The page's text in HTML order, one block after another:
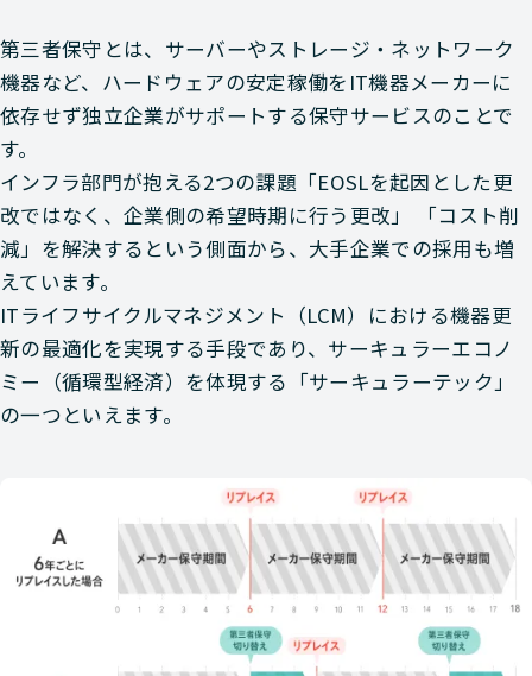
第三者保守とは、サーバーやストレージ・ネットワーク
機器など、ハードウェアの安定稼働をIT機器メーカーに
依存せず独立企業がサポートする保守サービスのことで
す。
インフラ部門が抱える2つの課題「EOSLを起因とした更
改ではなく、企業側の希望時期に行う更改」 「コスト削
減」を解決するという側面から、大手企業での採用も増
えています。
ITライフサイクルマネジメント（LCM）における機器更
新の最適化を実現する手段であり、サーキュラーエコノ
ミー（循環型経済）を体現する「サーキュラーテック」
の一つといえます。